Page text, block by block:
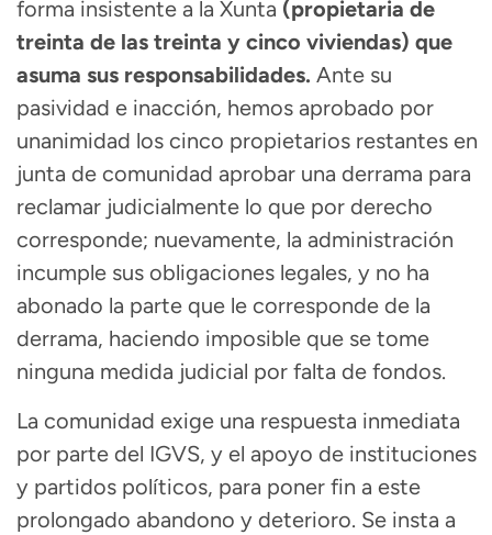
forma insistente a la Xunta (propietaria de
treinta de las treinta y cinco viviendas) que
asuma sus responsabilidades. Ante su
pasividad e inacción, hemos aprobado por
unanimidad los cinco propietarios restantes en
junta de comunidad aprobar una derrama para
reclamar judicialmente lo que por derecho
corresponde; nuevamente, la administración
incumple sus obligaciones legales, y no ha
abonado la parte que le corresponde de la
derrama, haciendo imposible que se tome
ninguna medida judicial por falta de fondos.
La comunidad exige una respuesta inmediata
por parte del IGVS, y el apoyo de instituciones
y partidos políticos, para poner fin a este
prolongado abandono y deterioro. Se insta a